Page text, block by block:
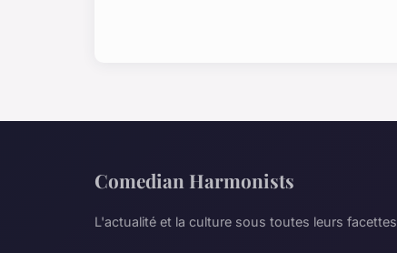
Comedian Harmonists
L'actualité et la culture sous toutes leurs facettes